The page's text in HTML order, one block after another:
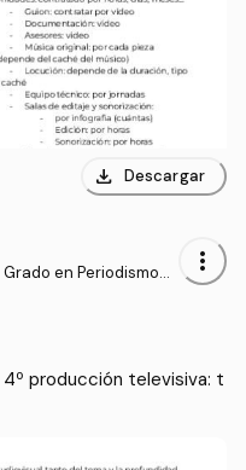
download Descargar
Grado en Periodismo
more_vert
producción televisiva: t